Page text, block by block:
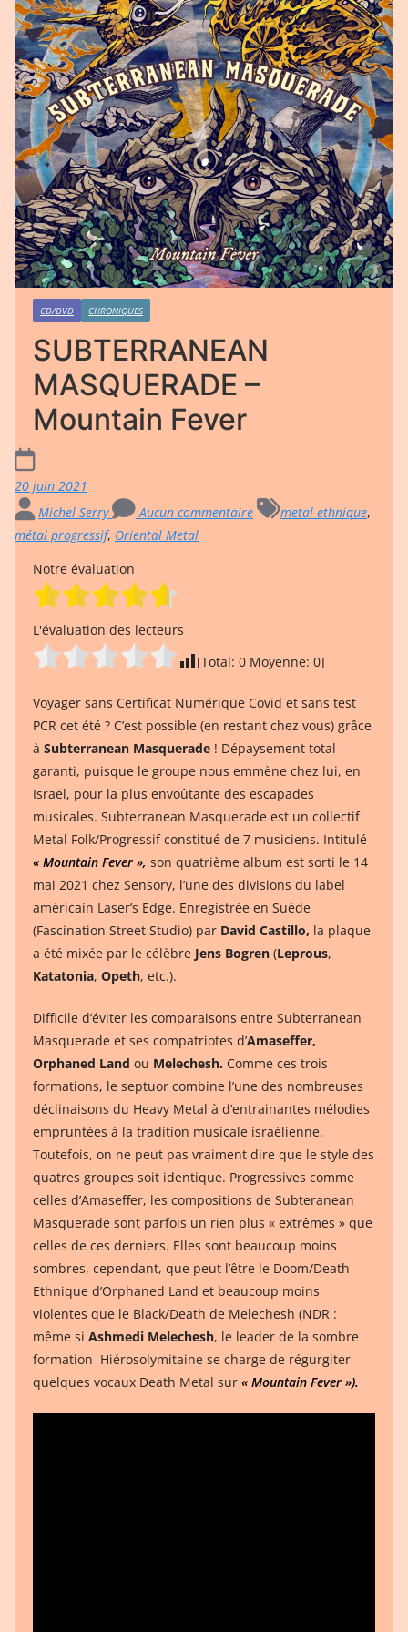
CD/DVD CHRONIQUES
SUBTERRANEAN
MASQUERADE –
Mountain Fever
20 juin 2021
Michel Serry
Aucun commentaire metal ethnique,
métal progressif, Oriental Metal
Notre évaluation
L'évaluation des lecteurs
[Total: 0 Moyenne: 0]
Voyager sans Certificat Numérique Covid et sans test
PCR cet été ? C’est possible (en restant chez vous) grâce
à Subterranean Masquerade ! Dépaysement total
garanti, puisque le groupe nous emmène chez lui, en
Israël, pour la plus envoûtante des escapades
musicales. Subterranean Masquerade est un collectif
Metal Folk/Progressif constitué de 7 musiciens. Intitulé
« Mountain Fever », son quatrième album est sorti le 14
mai 2021 chez Sensory, l’une des divisions du label
américain Laser’s Edge. Enregistrée en Suède
(Fascination Street Studio) par David Castillo, la plaque
a été mixée par le célèbre Jens Bogren (Leprous,
Katatonia, Opeth, etc.).
Difficile d’éviter les comparaisons entre Subterranean
Masquerade et ses compatriotes d’Amaseffer,
Orphaned Land ou Melechesh. Comme ces trois
formations, le septuor combine l’une des nombreuses
déclinaisons du Heavy Metal à d’entrainantes mélodies
empruntées à la tradition musicale israélienne.
Toutefois, on ne peut pas vraiment dire que le style des
quatres groupes soit identique. Progressives comme
celles d’Amaseffer, les compositions de Subteranean
Masquerade sont parfois un rien plus « extrêmes » que
celles de ces derniers. Elles sont beaucoup moins
sombres, cependant, que peut l’être le Doom/Death
Ethnique d’Orphaned Land et beaucoup moins
violentes que le Black/Death de Melechesh (NDR :
même si Ashmedi Melechesh, le leader de la sombre
formation Hiérosolymitaine se charge de régurgiter
quelques vocaux Death Metal sur « Mountain Fever »).